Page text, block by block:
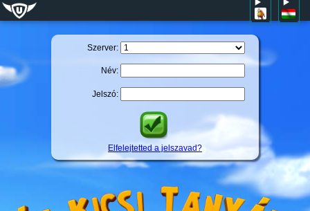
Szerver:
Név:
Jelszó:
Elfelejtetted a jelszavad?